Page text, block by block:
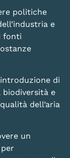
politiche
e
fonti
di
e
dell’aria
un